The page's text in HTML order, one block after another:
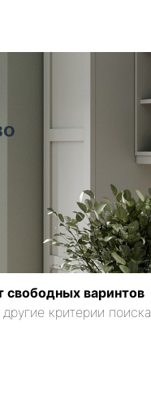
свободных варинтов
критерии поиска